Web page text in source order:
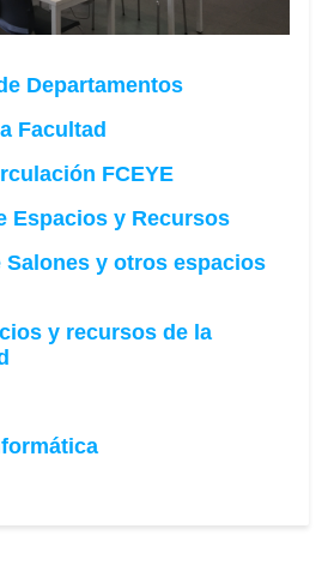
Departamentos
Facultad
FCEYE
Espacios y Recursos
Salones y otros espacios
y recursos de la